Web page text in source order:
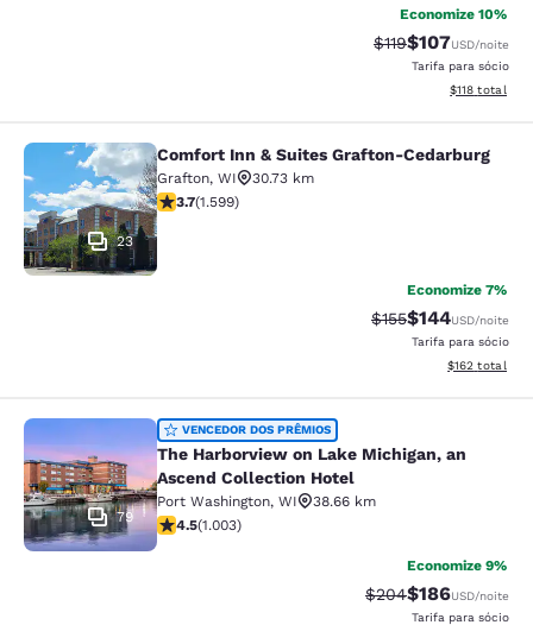
Economize 10%
Tarifa anterior
$119Tarifa com
$107USD/noite
Tarifa para sócio
Exibir
$118 total
Comfort Inn & Suites Grafton-
23
Comfort Inn & Suites Grafton-Cedarburg
Grafton, WI
30.73 km
classificação 3.67 estrelas. Bom. 1599 avaliações
3.7(1.599)
Economize 7%
Tarifa anterior
$155Tarifa com
$144USD/noite
Tarifa para sócio
Exibir
$162 total
The Harborview on Lake Michigan,
79
VENCEDOR DOS PRÊMIOS
The Harborview on Lake Michigan, an
Ascend Collection Hotel
Port Washington, WI
38.66 km
classificação 4.47 estrelas. Excelente. 1003 avaliações
4.5(1.003)
Economize 9%
Tarifa anterior
$204Tarifa com
$186USD/noite
Tarifa para sócio